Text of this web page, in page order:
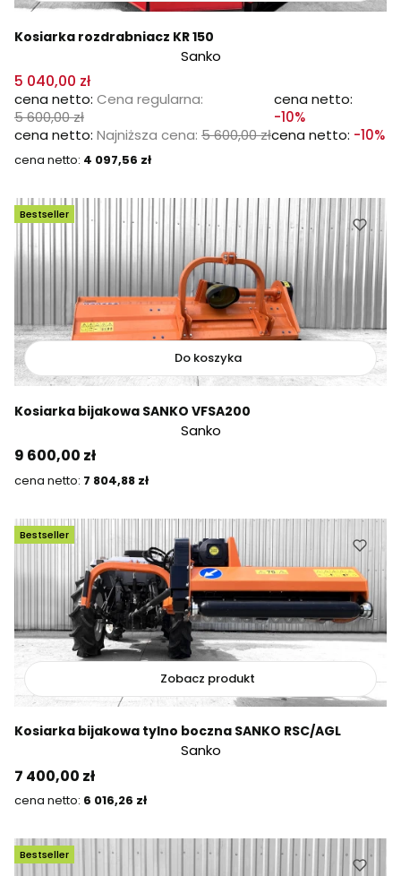
Kosiarka rozdrabniacz KR 150
Sanko
5 040,00 zł
Cena regularna:
5 600,00 zł
-10%
Najniższa cena: 5 600,00 zł -10%
Cena
4 097,56 zł
Bestseller
Do koszyka
Kosiarka bijakowa SANKO VFSA200
Sanko
Cena
9 600,00 zł
Cena
7 804,88 zł
Bestseller
Zobacz produkt
Kosiarka bijakowa tylno boczna SANKO RSC/AGL
Sanko
Cena
7 400,00 zł
Cena
6 016,26 zł
Bestseller